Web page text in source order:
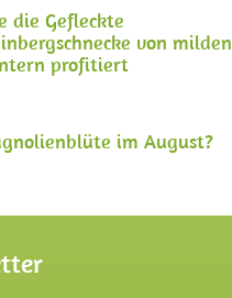
die Gefleckte
von milden
profitiert
im August?